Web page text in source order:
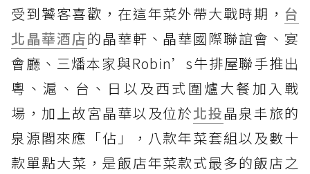
受到饕客喜歡，在這年菜外帶大戰時期， 台
北晶華酒店的晶華軒、晶華國際聯誼會、宴
會廳、三燔本家與Robin’s牛排屋聯手推出
粵、滬、台、日以及西式圍爐大餐加入戰
場，加上故宮晶華以及位於北投晶泉丰旅的
泉源閣來應「佔」，八款年菜套組以及數十
款單點大菜，是飯店年菜款式最多的飯店之